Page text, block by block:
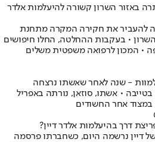
באזור השרון קשורה להיעלמות אלדר
להעביר את חקירה המקרה מתחנת
• בעקבות ההחלטה, החלו חיפושים
• המכון לרפואה משפטית משלים
• אשתו, סוזאן, נורתה באפריל
דרך בהיעלמות אלדר דיין?
דיין נרשמה היום, כשחברתו פרסמה